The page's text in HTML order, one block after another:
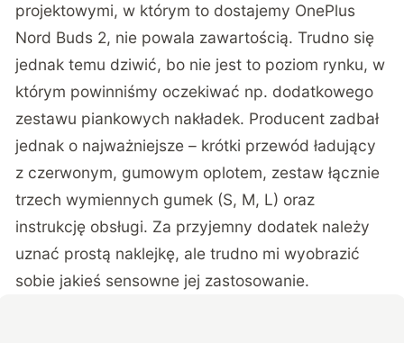
projektowymi, w którym to dostajemy OnePlus
Nord Buds 2, nie powala zawartością. Trudno się
jednak temu dziwić, bo nie jest to poziom rynku, w
którym powinniśmy oczekiwać np. dodatkowego
zestawu piankowych nakładek. Producent zadbał
jednak o najważniejsze – krótki przewód ładujący
z czerwonym, gumowym oplotem, zestaw łącznie
trzech wymiennych gumek (S, M, L) oraz
instrukcję obsługi. Za przyjemny dodatek należy
uznać prostą naklejkę, ale trudno mi wyobrazić
sobie jakieś sensowne jej zastosowanie.